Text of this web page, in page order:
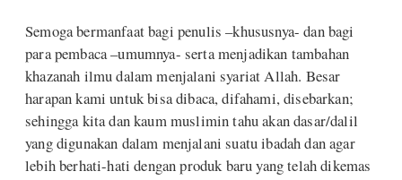
Semoga bermanfaat bagi penulis –khususnya- dan bagi
para pembaca –umumnya- serta menjadikan tambahan
khazanah ilmu dalam menjalani syariat Allah. Besar
harapan kami untuk bisa dibaca, difahami, disebarkan;
sehingga kita dan kaum muslimin tahu akan dasar/dalil
yang digunakan dalam menjalani suatu ibadah dan agar
lebih berhati-hati dengan produk baru yang telah dikemas